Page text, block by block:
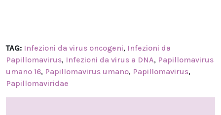
TAG: Infezioni da virus oncogeni, Infezioni da
Papillomavirus, Infezioni da virus a DNA, Papillomavirus
umano 16, Papillomavirus umano, Papillomavirus,
Papillomaviridae